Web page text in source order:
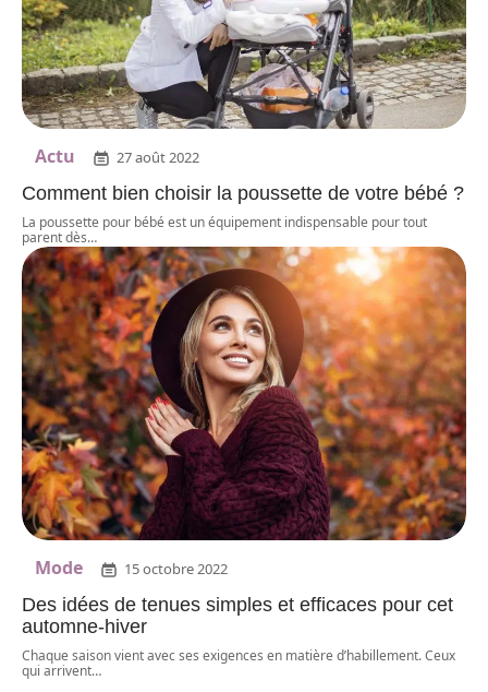
Actu 27 août 2022
Comment bien choisir la poussette de votre bébé ?
La poussette pour bébé est un équipement indispensable pour tout
parent dès…
Mode 15 octobre 2022
Des idées de tenues simples et efficaces pour cet
automne-hiver
Chaque saison vient avec ses exigences en matière d’habillement. Ceux
qui arrivent…